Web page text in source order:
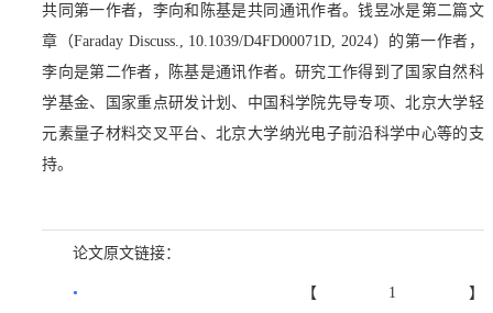
共同第一作者，李向和陈基是共同通讯作者。钱昱冰是第二篇文
章（Faraday Discuss., 10.1039/D4FD00071D, 2024）的第一作者，
李向是第二作者，陈基是通讯作者。研究工作得到了国家自然科
学基金、国家重点研发计划、中国科学院先导专项、北京大学轻
元素量子材料交叉平台、北京大学纳光电子前沿科学中心等的支
持。
论文原文链接：
• 【 1
】